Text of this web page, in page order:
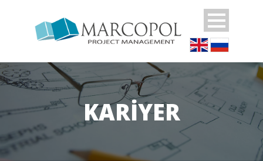
KARIYER